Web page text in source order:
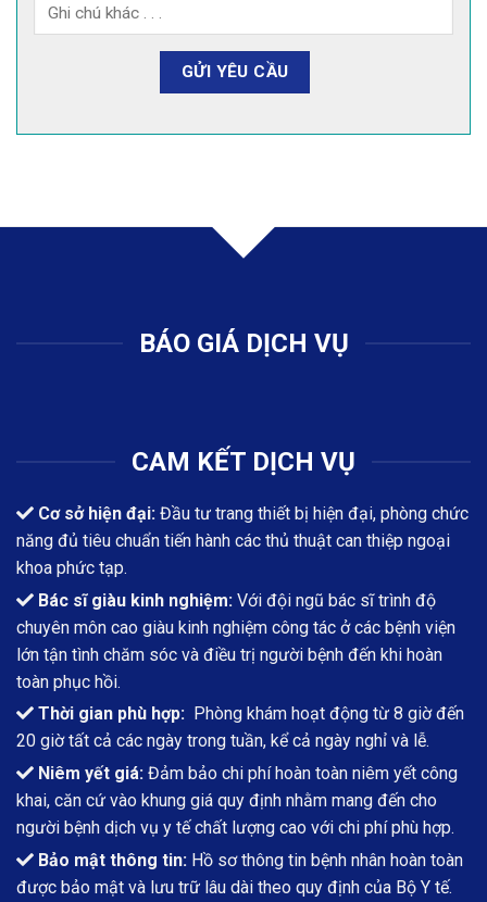
BÁO GIÁ DỊCH VỤ
CAM KẾT DỊCH VỤ
Cơ sở hiện đại: Đầu tư trang thiết bị hiện đại, phòng chức
năng đủ tiêu chuẩn tiến hành các thủ thuật can thiệp ngoại
khoa phức tạp.
Bác sĩ giàu kinh nghiệm: Với đội ngũ bác sĩ trình độ
chuyên môn cao giàu kinh nghiệm công tác ở các bệnh viện
lớn tận tình chăm sóc và điều trị người bệnh đến khi hoàn
toàn phục hồi.
Thời gian phù hợp: Phòng khám hoạt động từ 8 giờ đến
20 giờ tất cả các ngày trong tuần, kể cả ngày nghỉ và lễ.
Niêm yết giá: Đảm bảo chi phí hoàn toàn niêm yết công
khai, căn cứ vào khung giá quy định nhằm mang đến cho
người bệnh dịch vụ y tế chất lượng cao với chi phí phù hợp.
Bảo mật thông tin: Hồ sơ thông tin bệnh nhân hoàn toàn
được bảo mật và lưu trữ lâu dài theo quy định của Bộ Y tế.